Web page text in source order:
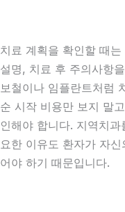
치료 계획을 확인할 때
설명, 치료 후 주의사항
보철이나 임플란트처럼
순 시작 비용만 보지 말
인해야 합니다. 지역치
요한 이유도 환자가 자
어야 하기 때문입니다.